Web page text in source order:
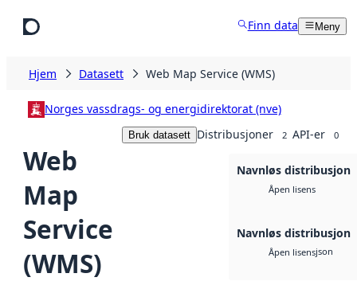
Finn data Meny
Hjem Datasett Web Map Service (WMS)
Norges vassdrags- og energidirektorat (nve)
Web
Map
Service
(WMS)
Bruk datasett Distribusjoner 2 API-er 0
Navnløs distribusjon
Åpen lisens
Navnløs distribusjon
Åpen lisensjson